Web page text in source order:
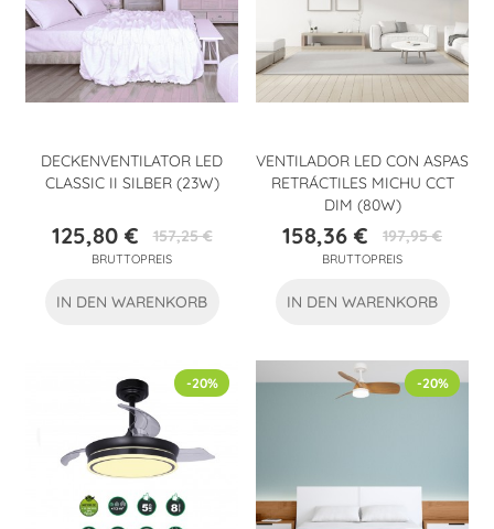
DECKENVENTILATOR LED
CLASSIC II SILBER (23W)
Preis
125,80 €Verkaufspreis
157,25 €
BRUTTOPREIS
IN DEN WARENKORB
VENTILADOR LED CON ASPAS
RETRÁCTILES MICHU CCT
DIM (80W)
Preis
158,36 €Verkaufspreis
197,95 €
BRUTTOPREIS
IN DEN WARENKORB
-20% -20%